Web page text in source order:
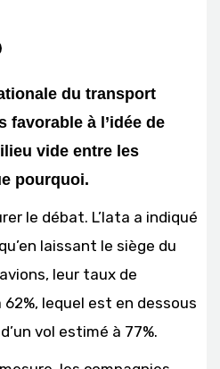
du transport
favorable à l’idée de
vide entre les
pourquoi.
le débat. L’Iata a indiqué
laissant le siège du
leur taux de
lequel est en dessous
vol estimé à 77%.